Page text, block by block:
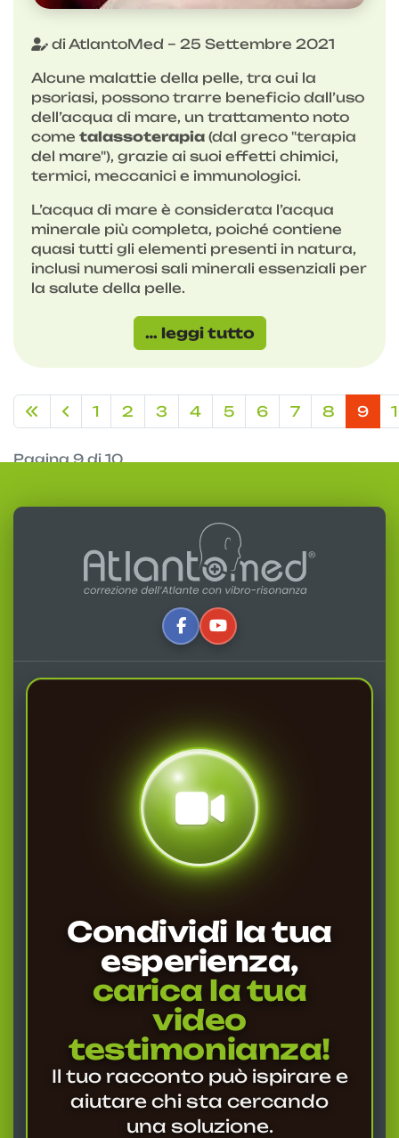
di AtlantoMed – 25 Settembre 2021
Alcune malattie della pelle, tra cui la
psoriasi, possono trarre beneficio dall’uso
dell’acqua di mare, un trattamento noto
come talassoterapia (dal greco "terapia
del mare"), grazie ai suoi effetti chimici,
termici, meccanici e immunologici.
L’acqua di mare è considerata l’acqua
minerale più completa, poiché contiene
quasi tutti gli elementi presenti in natura,
inclusi numerosi sali minerali essenziali per
la salute della pelle.
… leggi tutto
1 2 3 4 5 6 7 8 9
Pagina 9 di 10
Condividi la tua
esperienza,
carica la tua
video
testimonianza!
Il tuo racconto può ispirare e
aiutare chi sta cercando
una soluzione.